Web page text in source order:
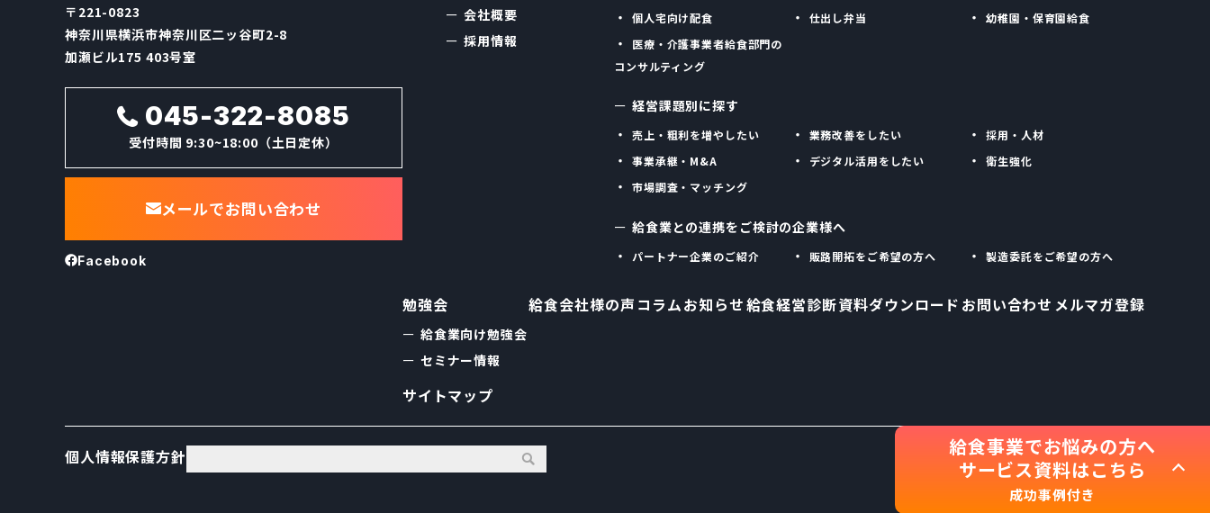
給食事業でお悩みの方へ
サービス資料はこちら
成功事例付き
〒221-0823
神奈川県横浜市神奈川区二ッ谷町2-8
加瀬ビル175 403号室
045-322-8085
受付時間 9:30~18:00（土日定休）
メールでお問い合わせ
Facebook
会社概要
採用情報
個人宅向け配食
仕出し弁当
幼稚園・保育園給食
医療・介護事業者給食部門の
コンサルティング
経営課題別に探す
売上・粗利を増やしたい 業務改善をしたい
採用・人材
事業承継・M&A
デジタル活用をしたい
衛生強化
市場調査・マッチング
給食業との連携をご検討の企業様へ
パートナー企業のご紹介 販路開拓をご希望の方へ 製造委託をご希望の方へ
勉強会
給食業向け勉強会
セミナー情報
給食会社様の声 コラムお知らせ給食経営診断資料ダウンロード お問い合わせ メルマガ登録
サイトマップ
個人情報保護方針